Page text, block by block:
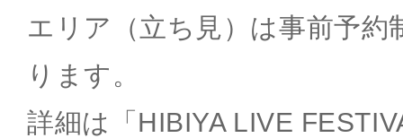
エリア（立ち見）は事前予約
ります。
詳細は「HIBIYA LIVE